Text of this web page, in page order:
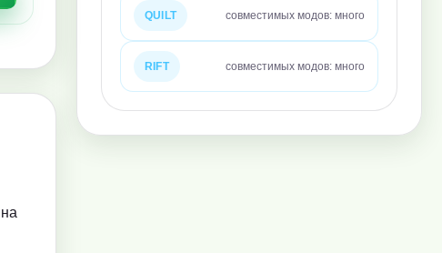
на
QUILT совместимых модов: много
RIFT совместимых модов: много